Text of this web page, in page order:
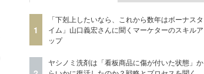
1
「下剋上したいなら、これから数年はボーナスタ
イム」山口義宏さんに聞くマーケターのスキルア
ップ
ヤシノミ洗剤は「看板商品に傷が付いた状態」か